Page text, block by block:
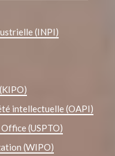
(INPI)
intellectuelle (OAPI)
(USPTO)
(WIPO)